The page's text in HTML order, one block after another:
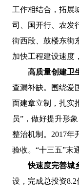
工作相结合，拓展
司、国开行、农发
街西段、鼓楼东街
加快工程建设速度
高质量创建卫
查漏补缺。围绕爱
面建章立制，扎实
员”， 做好提升形
整治机制。 2017年
验收。“十三五”末
快速度完善城
设，完成总投资